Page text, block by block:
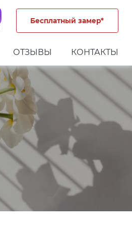
Бесплатный замер*
ОТЗЫВЫ КОНТАКТЫ